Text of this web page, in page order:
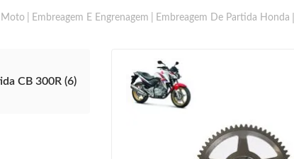
Moto Embreagem E Engrenagem Embreagem De Partida Honda
CB 300R (6)